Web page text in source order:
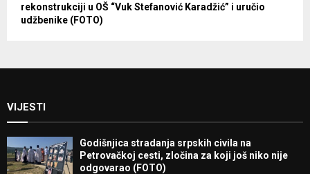
rekonstrukciji u OŠ “Vuk Stefanović Karadžić” i uručio
udžbenike (FOTO)
VIJESTI
Godišnjica stradanja srpskih civila na
Petrovačkoj cesti, zločina za koji još niko nije
odgovarao (FOTO)